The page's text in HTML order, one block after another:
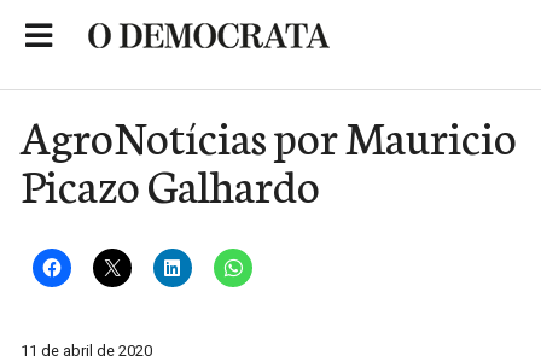
AgroNotícias por Mauricio
Picazo Galhardo
11 de abril de 2020